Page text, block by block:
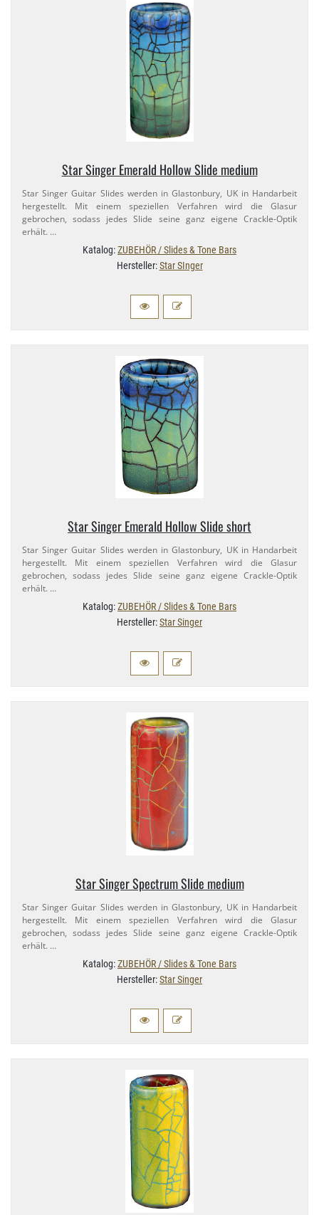
Star Singer Emerald Hollow Slide medium
Star Singer Guitar Slides werden in Glastonbury, UK in Handarbeit
hergestellt. Mit einem speziellen Verfahren wird die Glasur
gebrochen, sodass jedes Slide seine ganz eigene Crackle-​Optik
erhält. …
Katalog:ZUBEHÖR / Slides & Tone Bars
Hersteller:Star SInger
Star Singer Emerald Hollow Slide short
Star Singer Guitar Slides werden in Glastonbury, UK in Handarbeit
hergestellt. Mit einem speziellen Verfahren wird die Glasur
gebrochen, sodass jedes Slide seine ganz eigene Crackle-​Optik
erhält. …
Katalog:ZUBEHÖR / Slides & Tone Bars
Hersteller:Star Singer
Star Singer Spectrum Slide medium
Star Singer Guitar Slides werden in Glastonbury, UK in Handarbeit
hergestellt. Mit einem speziellen Verfahren wird die Glasur
gebrochen, sodass jedes Slide seine ganz eigene Crackle-​Optik
erhält. …
Katalog:ZUBEHÖR / Slides & Tone Bars
Hersteller:Star Singer